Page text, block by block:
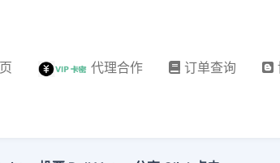
代理合作 订单查询